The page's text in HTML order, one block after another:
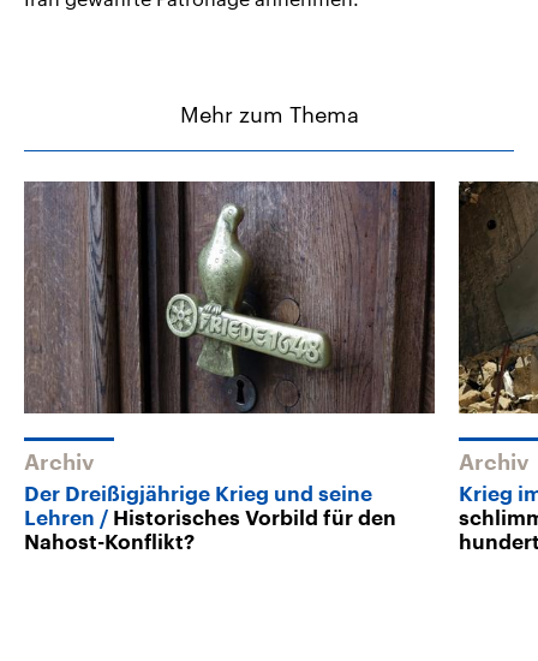
Mehr zum Thema
Archiv
Der Dreißigjährige Krieg und seine
Lehren
Historisches Vorbild für den
Nahost-Konflikt?
Archiv
Krieg